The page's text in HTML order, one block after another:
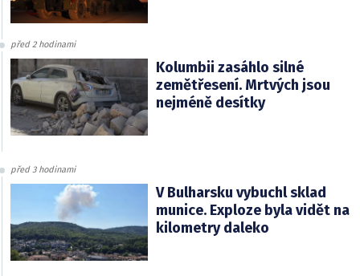
před 2 hodinami
Kolumbii zasáhlo silné
zemětřesení. Mrtvých jsou
nejméně desítky
před 3 hodinami
V Bulharsku vybuchl sklad
munice. Exploze byla vidět na
kilometry daleko